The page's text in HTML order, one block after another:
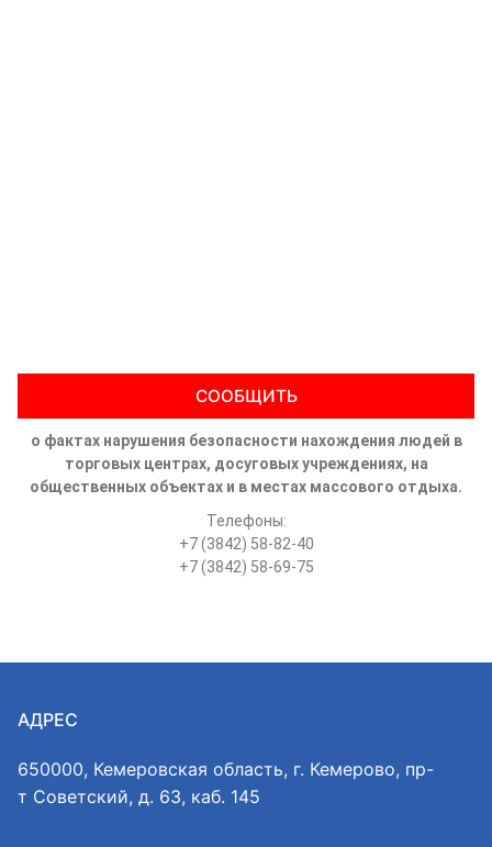
СООБЩИТЬ
о фактах нарушения безопасности нахождения людей в
торговых центрах, досуговых учреждениях, на
общественных объектах и в местах массового отдыха.
Телефоны:
+7 (3842) 58-82-40
+7 (3842) 58-69-75
АДРЕС
650000, Кемеровская область, г. Кемерово, пр-
т Советский, д. 63, каб. 145